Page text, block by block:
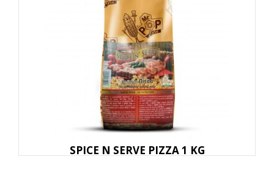
SPICE N SERVE PIZZA 1 KG